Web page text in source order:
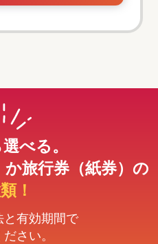
べる。
旅行券（紙券）の
！
と有効期間で
さい。